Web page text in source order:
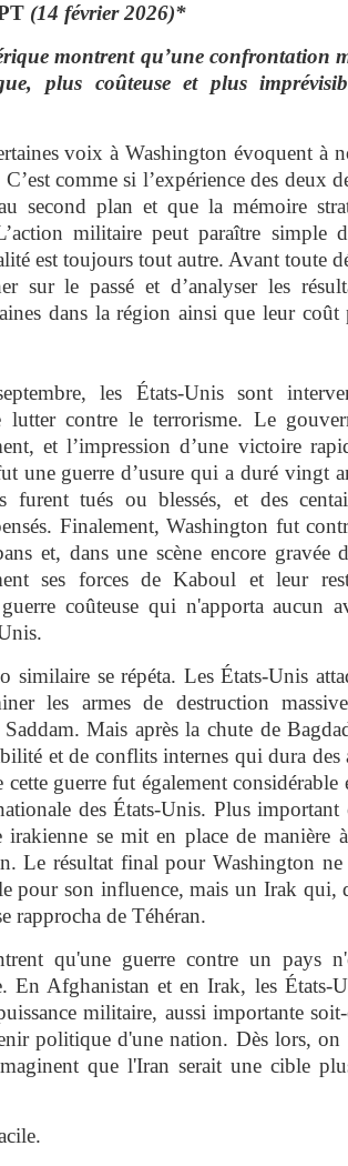
(14 février 2026)*
montrent qu’une confrontation
plus coûteuse et plus
voix à Washington évoquent à
comme si l’expérience des deux
second plan et que la mémoire
militaire peut paraître simple
est toujours tout autre. Avant toute
sur le passé et d’analyser les
dans la région ainsi que leur coût
les États-Unis sont
lutter contre le terrorisme. Le
et l’impression d’une victoire
une guerre d’usure qui a duré vingt
furent tués ou blessés, et des
Finalement, Washington fut
et, dans une scène encore gravée
ses forces de Kaboul et leur
coûteuse qui n'apporta aucun
similaire se répéta. Les États-Unis
les armes de destruction
Mais après la chute de
et de conflits internes qui dura des
guerre fut également considérable
des États-Unis. Plus important
se mit en place de manière
Le résultat final pour Washington
pour son influence, mais un Irak qui,
rapprocha de Téhéran.
qu'une guerre contre un pays
En Afghanistan et en Irak, les États-
militaire, aussi importante
politique d'une nation. Dès lors, on
que l'Iran serait une cible